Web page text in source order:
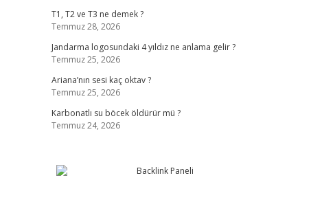
T1, T2 ve T3 ne demek ?
Temmuz 28, 2026
Jandarma logosundaki 4 yıldız ne anlama gelir ?
Temmuz 25, 2026
Ariana’nın sesi kaç oktav ?
Temmuz 25, 2026
Karbonatlı su böcek öldürür mü ?
Temmuz 24, 2026